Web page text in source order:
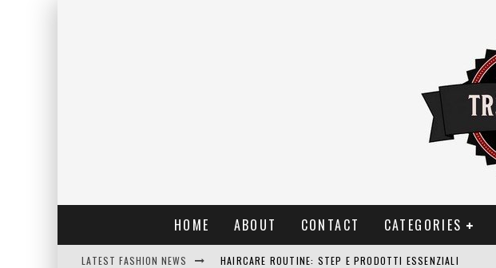
HOME ABOUT CONTACT CATEGORIES
LATEST FASHION NEWS HAIRCARE ROUTINE: STEP E PRODOTTI ESSENZIALI